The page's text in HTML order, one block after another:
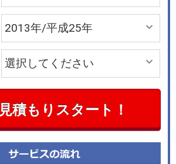
見積もりスタート！